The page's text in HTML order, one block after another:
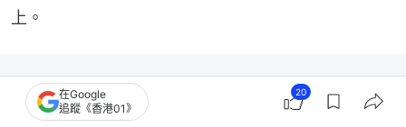
上。
在Google
追蹤《香港01》
20